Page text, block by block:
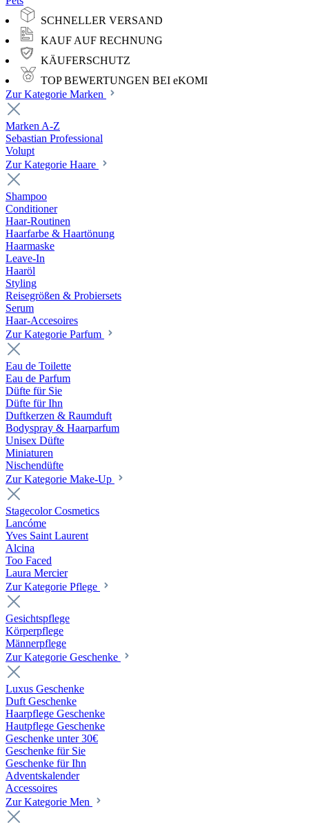
SCHNELLER VERSAND
KAUF AUF RECHNUNG
KÄUFERSCHUTZ
TOP BEWERTUNGEN BEI eKOMI
Zur Kategorie Marken
Marken A-Z
Sebastian Professional
Volupt
Zur Kategorie Haare
Shampoo
Conditioner
Haar-Routinen
Haarfarbe & Haartönung
Haarmaske
Leave-In
Haaröl
Styling
Reisegrößen & Probiersets
Serum
Haar-Accesoires
Zur Kategorie Parfum
Eau de Toilette
Eau de Parfum
Düfte für Sie
Düfte für Ihn
Duftkerzen & Raumduft
Bodyspray & Haarparfum
Unisex Düfte
Miniaturen
Nischendüfte
Zur Kategorie Make-Up
Stagecolor Cosmetics
Lancóme
Yves Saint Laurent
Alcina
Too Faced
Laura Mercier
Zur Kategorie Pflege
Gesichtspflege
Körperpflege
Männerpflege
Zur Kategorie Geschenke
Luxus Geschenke
Duft Geschenke
Haarpflege Geschenke
Hautpflege Geschenke
Geschenke unter 30€
Geschenke für Sie
Geschenke für Ihn
Adventskalender
Accessoires
Zur Kategorie Men